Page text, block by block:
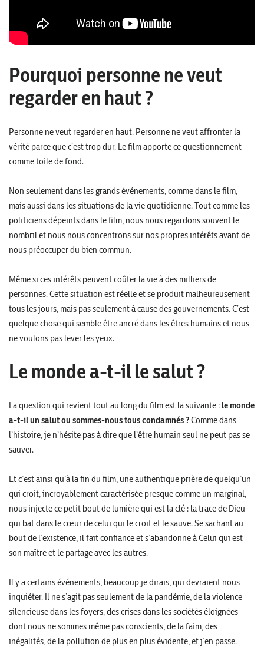
Pourquoi personne ne veut
regarder en haut ?
Personne ne veut regarder en haut. Personne ne veut affronter la
vérité parce que c’est trop dur. Le film apporte ce questionnement
comme toile de fond.
Non seulement dans les grands événements, comme dans le film,
mais aussi dans les situations de la vie quotidienne. Tout comme les
politiciens dépeints dans le film, nous nous regardons souvent le
nombril et nous nous concentrons sur nos propres intérêts avant de
nous préoccuper du bien commun.
Même si ces intérêts peuvent coûter la vie à des milliers de
personnes. Cette situation est réelle et se produit malheureusement
tous les jours, mais pas seulement à cause des gouvernements. C’est
quelque chose qui semble être ancré dans les êtres humains et nous
ne voulons pas lever les yeux.
Le monde a-t-il le salut ?
La question qui revient tout au long du film est la suivante :le monde
a-t-il un salut ou sommes-nous tous condamnés ?Comme dans
l’histoire, je n’hésite pas à dire que l’être humain seul ne peut pas se
sauver.
Et c’est ainsi qu’à la fin du film, une authentique prière de quelqu’un
qui croit, incroyablement caractérisée presque comme un marginal,
nous injecte ce petit bout de lumière qui est la clé : la trace de Dieu
qui bat dans le cœur de celui qui le croit et le sauve. Se sachant au
bout de l’existence, il fait confiance et s’abandonne à Celui qui est
son maître et le partage avec les autres.
Il y a certains événements, beaucoup je dirais, qui devraient nous
inquiéter. Il ne s’agit pas seulement de la pandémie, de la violence
silencieuse dans les foyers, des crises dans les sociétés éloignées
dont nous ne sommes même pas conscients, de la faim, des
inégalités, de la pollution de plus en plus évidente, et j’en passe.